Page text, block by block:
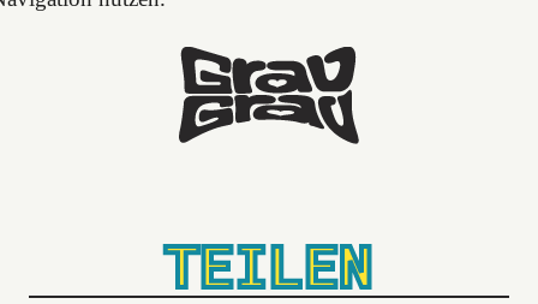
TEILEN